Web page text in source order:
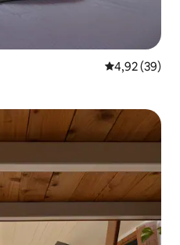
4,92 de uma
4,92 (39)